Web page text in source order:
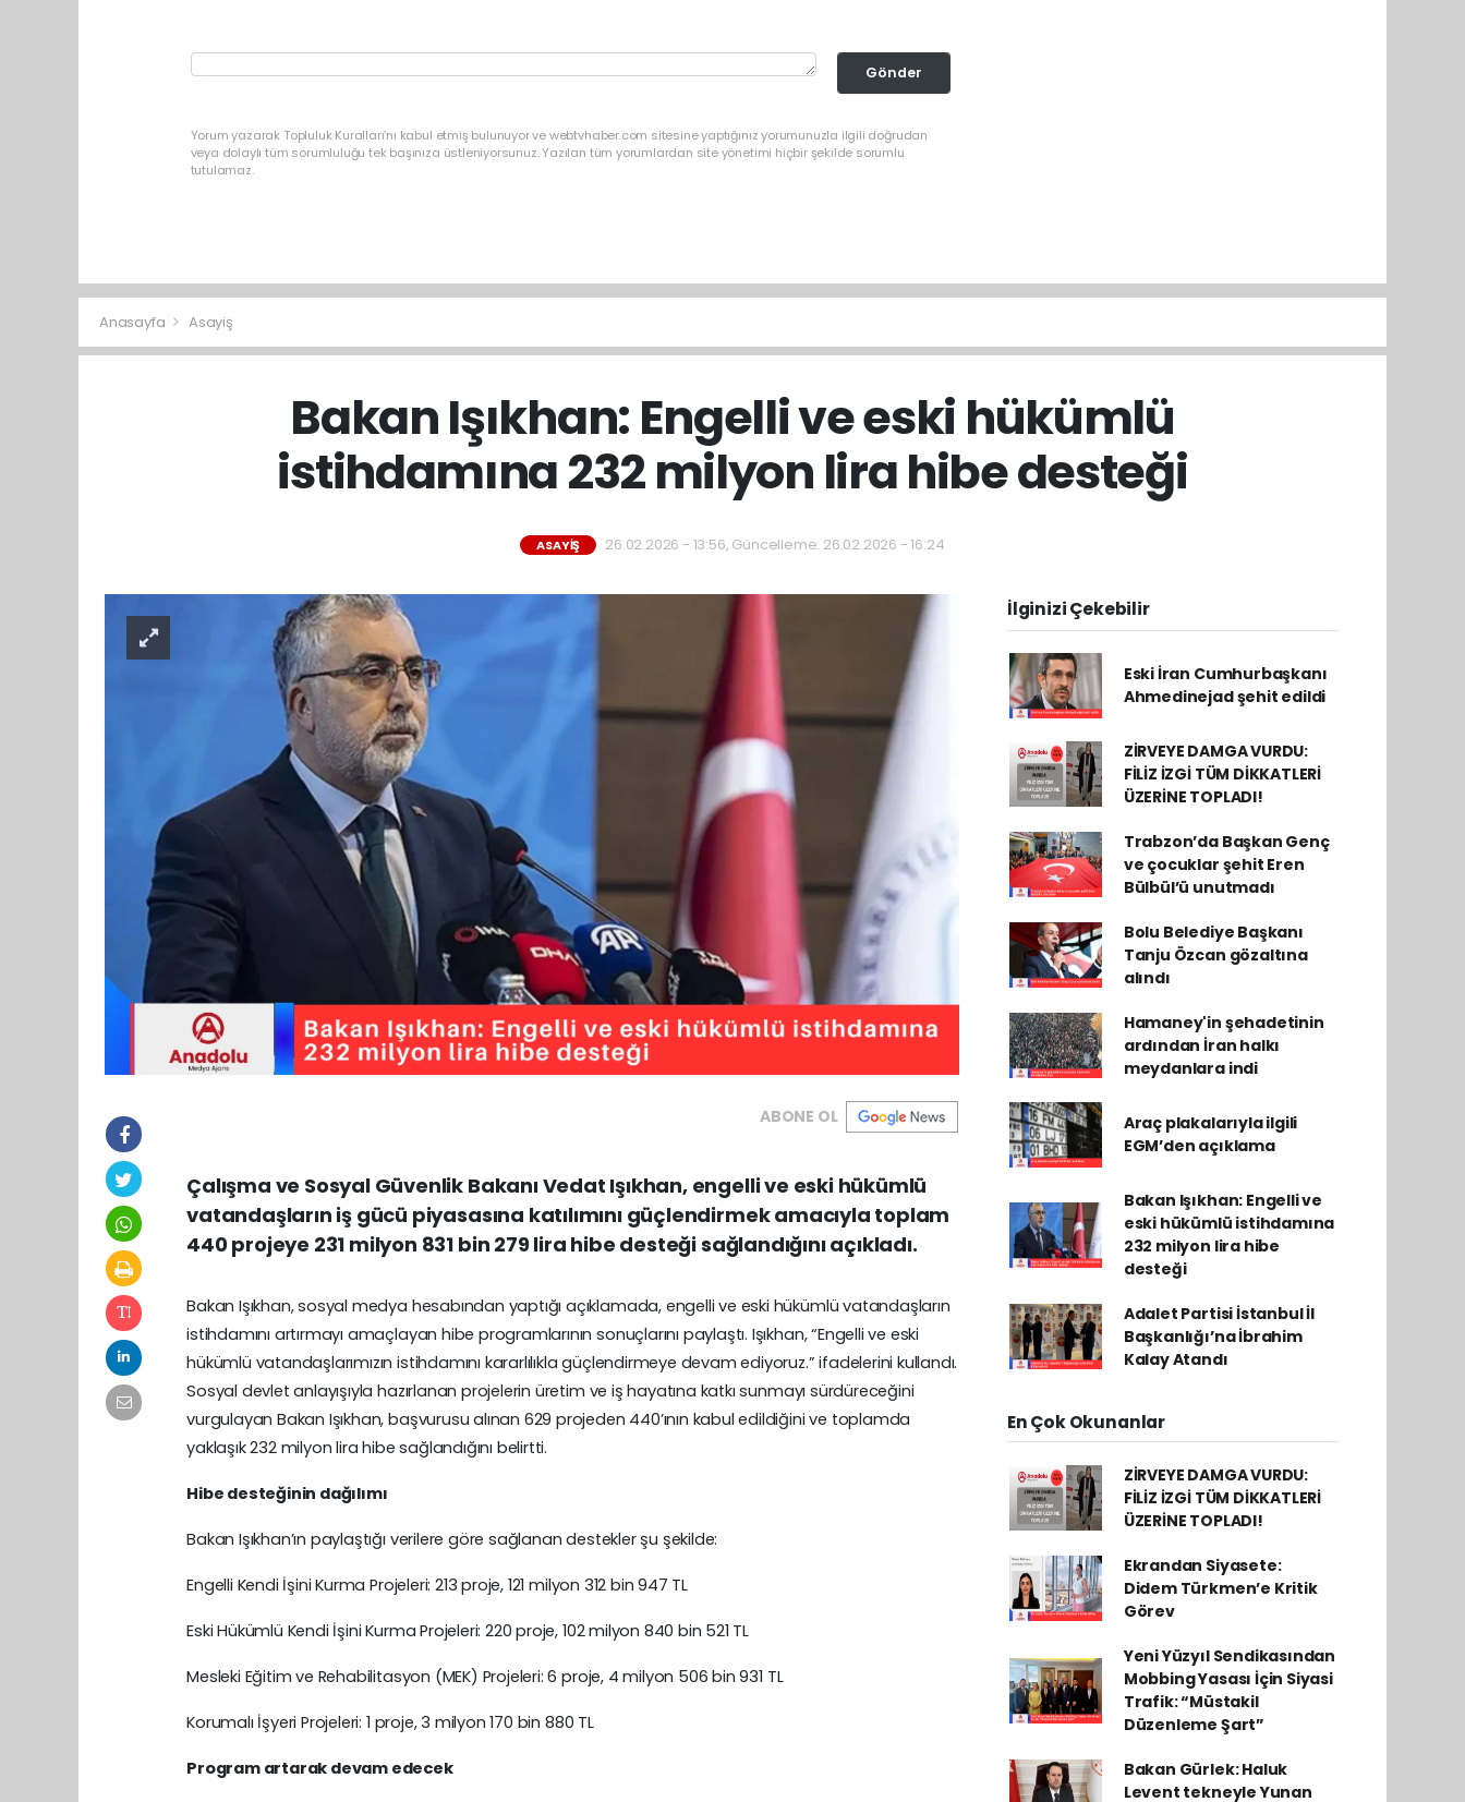
Gönder
Yorum yazarak Topluluk Kuralları’nı kabul etmiş bulunuyor ve webtvhaber.com sitesine yaptığınız yorumunuzla ilgili doğrudan
veya dolaylı tüm sorumluluğu tek başınıza üstleniyorsunuz. Yazılan tüm yorumlardan site yönetimi hiçbir şekilde sorumlu
tutulamaz.
Anasayfa Asayiş
Bakan Işıkhan: Engelli ve eski hükümlü
istihdamına 232 milyon lira hibe desteği
ASAYIŞ 26.02.2026 - 13:56, Güncelleme: 26.02.2026 - 16:24
ABONE OL
Çalışma ve Sosyal Güvenlik Bakanı Vedat Işıkhan, engelli ve eski hükümlü
vatandaşların iş gücü piyasasına katılımını güçlendirmek amacıyla toplam
440 projeye 231 milyon 831 bin 279 lira hibe desteği sağlandığını açıkladı.
Bakan Işıkhan, sosyal medya hesabından yaptığı açıklamada, engelli ve eski hükümlü vatandaşların
istihdamını artırmayı amaçlayan hibe programlarının sonuçlarını paylaştı. Işıkhan, “Engelli ve eski
hükümlü vatandaşlarımızın istihdamını kararlılıkla güçlendirmeye devam ediyoruz.” ifadelerini kullandı.
Sosyal devlet anlayışıyla hazırlanan projelerin üretim ve iş hayatına katkı sunmayı sürdüreceğini
vurgulayan Bakan Işıkhan, başvurusu alınan 629 projeden 440’ının kabul edildiğini ve toplamda
yaklaşık 232 milyon lira hibe sağlandığını belirtti.
Hibe desteğinin dağılımı
Bakan Işıkhan’ın paylaştığı verilere göre sağlanan destekler şu şekilde:
Engelli Kendi İşini Kurma Projeleri: 213 proje, 121 milyon 312 bin 947 TL
Eski Hükümlü Kendi İşini Kurma Projeleri: 220 proje, 102 milyon 840 bin 521 TL
Mesleki Eğitim ve Rehabilitasyon (MEK) Projeleri: 6 proje, 4 milyon 506 bin 931 TL
Korumalı İşyeri Projeleri: 1 proje, 3 milyon 170 bin 880 TL
Program artarak devam edecek
İlginizi Çekebilir
Eski İran Cumhurbaşkanı
Ahmedinejad şehit edildi
ZİRVEYE DAMGA VURDU:
FİLİZ İZGİ TÜM DİKKATLERİ
ÜZERİNE TOPLADI!
Trabzon’da Başkan Genç
ve çocuklar şehit Eren
Bülbül’ü unutmadı
Bolu Belediye Başkanı
Tanju Özcan gözaltına
alındı
Hamaney'in şehadetinin
ardından İran halkı
meydanlara indi
Araç plakalarıyla ilgili
EGM’den açıklama
Bakan Işıkhan: Engelli ve
eski hükümlü istihdamına
232 milyon lira hibe
desteği
Adalet Partisi İstanbul İl
Başkanlığı’na İbrahim
Kalay Atandı
En Çok Okunanlar
ZİRVEYE DAMGA VURDU:
FİLİZ İZGİ TÜM DİKKATLERİ
ÜZERİNE TOPLADI!
Ekrandan Siyasete:
Didem Türkmen’e Kritik
Görev
Yeni Yüzyıl Sendikasından
Mobbing Yasası İçin Siyasi
Trafik: “Müstakil
Düzenleme Şart”
Bakan Gürlek: Haluk
Levent tekneyle Yunan